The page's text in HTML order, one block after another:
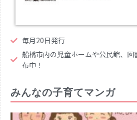
毎月20日発行
船橋市内の児童ホームや公民館、
布中！
みんなの子育てマンガ